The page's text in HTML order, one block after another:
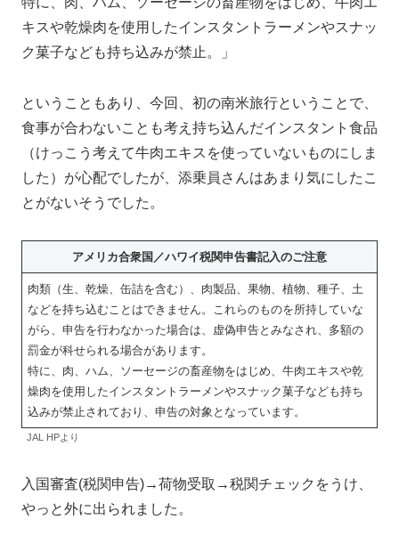
キスや乾燥肉を使用したインスタントラーメンやスナッ
ク菓子なども持ち込みが禁止。」
ということもあり、今回、初の南米旅行ということで、
食事が合わないことも考え持ち込んだインスタント食品
（けっこう考えて牛肉エキスを使っていないものにしま
した）が心配でしたが、添乗員さんはあまり気にしたこ
とがないそうでした。
アメリカ合衆国／ハワイ税関申告書記入のご注意
肉類（生、乾燥、缶詰を含む）、肉製品、果物、植物、種子、土
などを持ち込むことはできません。これらのものを所持していな
がら、申告を行わなかった場合は、虚偽申告とみなされ、多額の
罰金が科せられる場合があります。
特に、肉、ハム、ソーセージの畜産物をはじめ、牛肉エキスや乾
燥肉を使用したインスタントラーメンやスナック菓子なども持ち
込みが禁止されており、申告の対象となっています。
JAL HPより
入国審査(税関申告)→荷物受取→税関チェックをうけ、
やっと外に出られました。